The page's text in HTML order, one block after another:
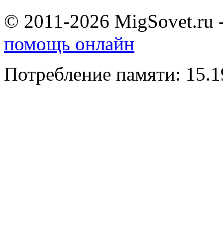
© 2011-2026 MigSovet.ru
помощь онлайн
Потребление памяти: